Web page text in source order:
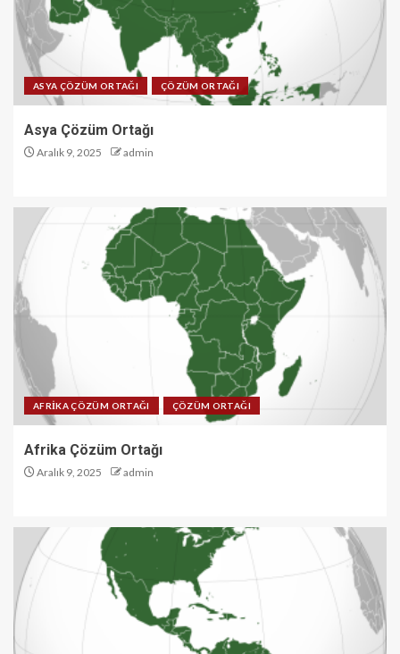
ASYA ÇÖZÜM ORTAĞI ÇÖZÜM ORTAĞI
Asya Çözüm Ortağı
Aralık 9, 2025 admin
AFRİKA ÇÖZÜM ORTAĞI ÇÖZÜM ORTAĞI
Afrika Çözüm Ortağı
Aralık 9, 2025 admin